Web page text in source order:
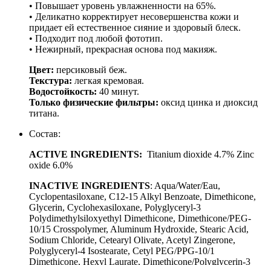
• Повышает уровень увлажненности на 65%.
• Деликатно корректирует несовершенства кожи и
придает ей естественное сияние и здоровый блеск.
• Подходит под любой фототип.
• Нежирный, прекрасная основа под макияж.
Цвет: персиковый беж.
Текстура: легкая кремовая.
Водостойкость: 40 минут.
Только физические фильтры: оксид цинка и диоксид
титана.
Состав:
ACTIVE INGREDIENTS: Titanium dioxide 4.7% Zinc
oxide 6.0%
INACTIVE INGREDIENTS: Aqua/Water/Eau,
Cyclopentasiloxane, C12-15 Alkyl Benzoate, Dimethicone,
Glycerin, Cyclohexasiloxane, Polyglyceryl-3
Polydimethylsiloxyethyl Dimethicone, Dimethicone/PEG-
10/15 Crosspolymer, Aluminum Hydroxide, Stearic Acid,
Sodium Chloride, Cetearyl Olivate, Acetyl Zingerone,
Polyglyceryl-4 Isostearate, Cetyl PEG/PPG-10/1
Dimethicone, Hexyl Laurate, Dimethicone/Polyglycerin-3